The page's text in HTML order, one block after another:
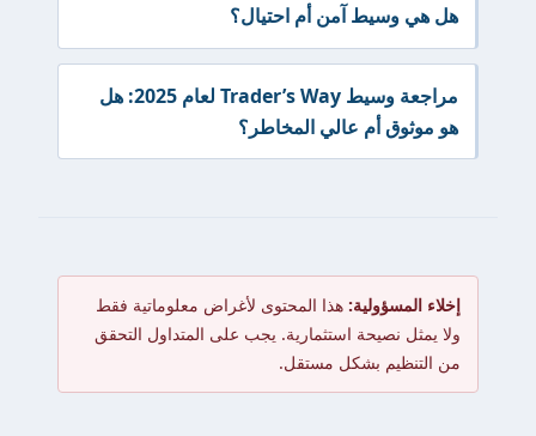
هل هي وسيط آمن أم احتيال؟
مراجعة وسيط Trader’s Way لعام 2025: هل
هو موثوق أم عالي المخاطر؟
إخلاء المسؤولية: هذا المحتوى لأغراض معلوماتية فقط
ولا يمثل نصيحة استثمارية. يجب على المتداول التحقق
من التنظيم بشكل مستقل.